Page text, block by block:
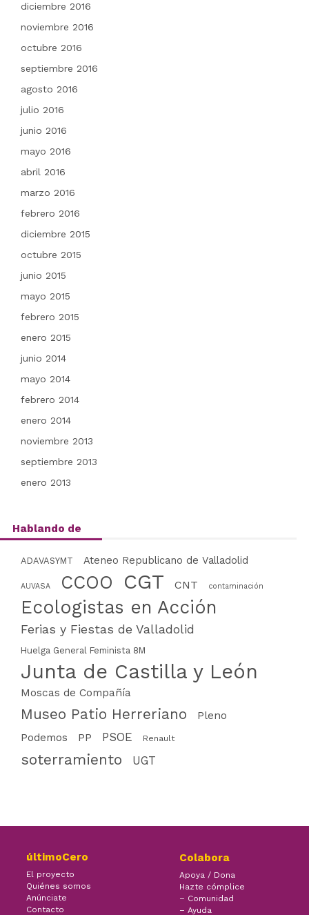
diciembre 2016
noviembre 2016
octubre 2016
septiembre 2016
agosto 2016
julio 2016
junio 2016
mayo 2016
abril 2016
marzo 2016
febrero 2016
diciembre 2015
octubre 2015
junio 2015
mayo 2015
febrero 2015
enero 2015
junio 2014
mayo 2014
febrero 2014
enero 2014
noviembre 2013
septiembre 2013
enero 2013
Hablando de
ADAVASYMT Ateneo Republicano de Valladolid
AUVASA CCOO CGT CNT contaminación
Ecologistas en Acción
Ferias y Fiestas de Valladolid
Huelga General Feminista 8M
Junta de Castilla y León
Moscas de Compañía
Museo Patio Herreriano
Pleno
Podemos
PP PSOE Renault
soterramiento UGT
últimoCero
El proyecto
Quiénes somos
Anúnciate
Contacto
Colabora
Apoya / Dona
Hazte cómplice
– Comunidad
– Ayuda